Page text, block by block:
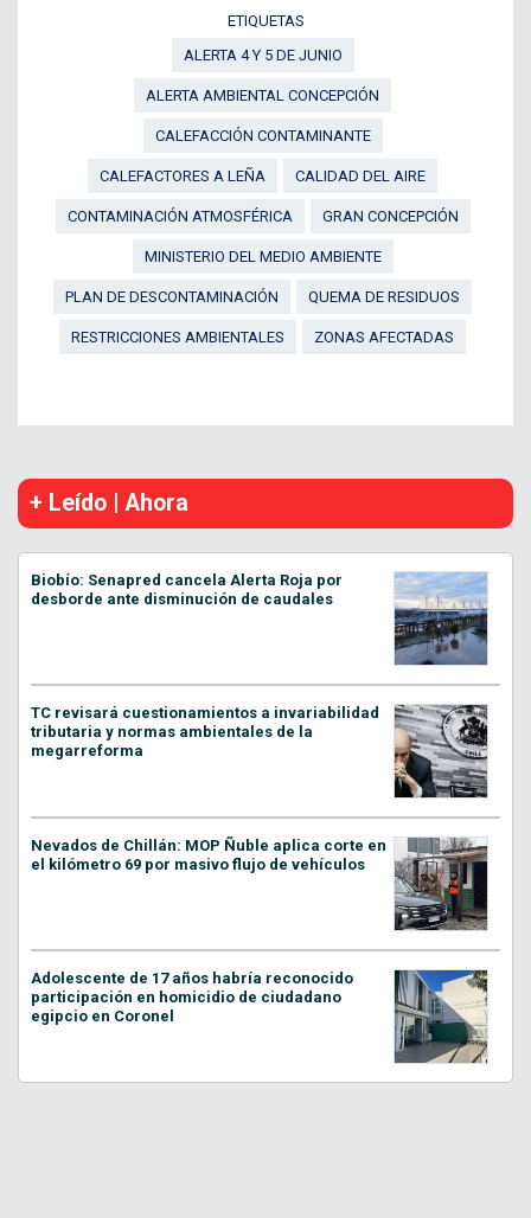
ETIQUETAS
ALERTA 4 Y 5 DE JUNIO
ALERTA AMBIENTAL CONCEPCIÓN
CALEFACCIÓN CONTAMINANTE
CALEFACTORES A LEÑA CALIDAD DEL AIRE
CONTAMINACIÓN ATMOSFÉRICA GRAN CONCEPCIÓN
MINISTERIO DEL MEDIO AMBIENTE
PLAN DE DESCONTAMINACIÓN QUEMA DE RESIDUOS
RESTRICCIONES AMBIENTALES ZONAS AFECTADAS
+ Leído | Ahora
Biobío: Senapred cancela Alerta Roja por
desborde ante disminución de caudales
TC revisará cuestionamientos a invariabilidad
tributaria y normas ambientales de la
megarreforma
Nevados de Chillán: MOP Ñuble aplica corte en
el kilómetro 69 por masivo flujo de vehículos
Adolescente de 17 años habría reconocido
participación en homicidio de ciudadano
egipcio en Coronel